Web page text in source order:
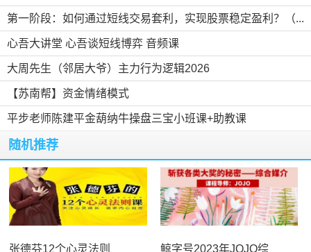
第一阶段：如何通过短线交易套利，实现股票稳定盈利？（...
心吾大讲堂 心吾谈短线博弈 音频课
大周先生（邻居大爷）主力行为逻辑2026
【苏南帮】资金情绪模式
平步老师陈建平金葫纳牛操盘三宝小班课+助教课
随机推荐
张德芬12个心灵法则 鲸字号2023年JOJO综